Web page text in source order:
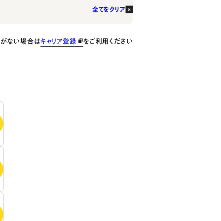
全てをクリア
ない場合はキャリア登録 をご利用ください